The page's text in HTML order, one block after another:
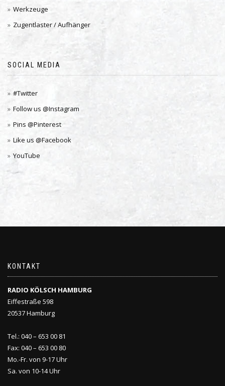
Werkzeuge
Zugentlaster / Aufhänger
SOCIAL MEDIA
#Twitter
Follow us @Instagram
Pins @Pinterest
Like us @Facebook
YouTube
KONTAKT
RADIO KÖLSCH HAMBURG
Eiffestraße 598
20537 Hamburg
Tel.: 040 – 653 00 81
Fax: 040 – 653 00 80
Mo.-Fr. von 9-17 Uhr
Sa. von 10-14 Uhr